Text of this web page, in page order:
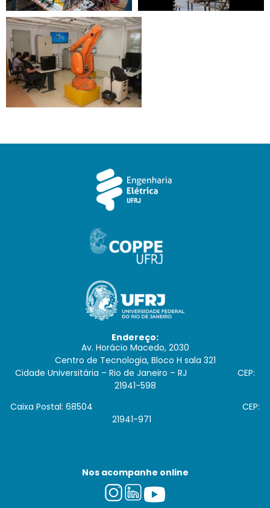
Endereço:
Av. Horácio Macedo, 2030
Centro de Tecnologia, Bloco H sala 321
Cidade Universitária – Rio de Janeiro – RJ CEP:
21941-598
Caixa Postal: 68504 CEP:
21941-971
Nos acompanhe online